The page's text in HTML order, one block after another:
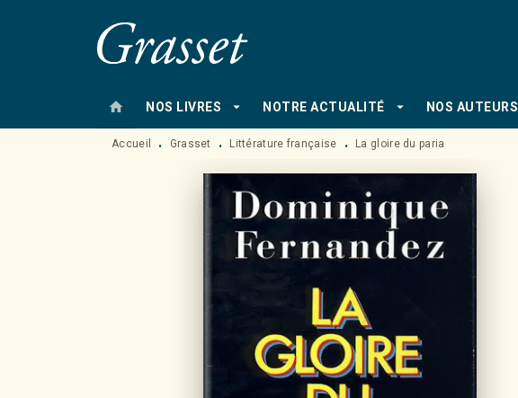
MENU RECHERCHE
home NOS LIVRES arrow_drop_down NOTRE ACTUALITÉ arrow_drop_down NOS AUTEURS
Accueil • Grasset • Littérature française • La gloire du paria